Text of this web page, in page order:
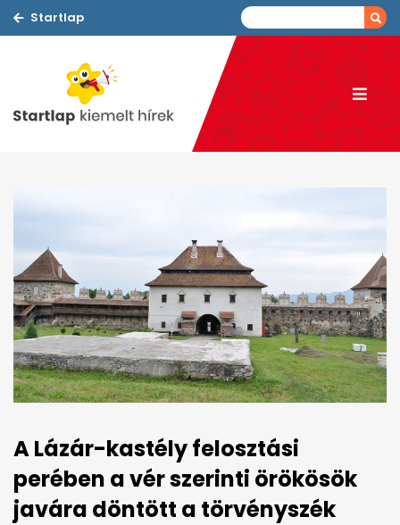
Startlap
A Lázár-kastély felosztási
perében a vér szerinti örökösök
javára döntött a törvényszék